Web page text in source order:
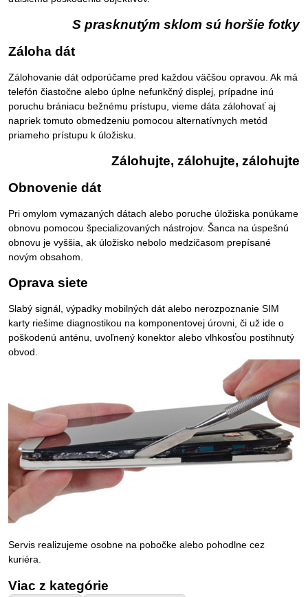
S prasknutým sklom sú horšie fotky
Záloha dát
Zálohovanie dát odporúčame pred každou väčšou opravou. Ak má
telefón čiastočne alebo úplne nefunkčný displej, prípadne inú
poruchu brániacu bežnému prístupu, vieme dáta zálohovať aj
napriek tomuto obmedzeniu pomocou alternatívnych metód
priameho prístupu k úložisku.
Zálohujte, zálohujte, zálohujte
Obnovenie dát
Pri omylom vymazaných dátach alebo poruche úložiska ponúkame
obnovu pomocou špecializovaných nástrojov. Šanca na úspešnú
obnovu je vyššia, ak úložisko nebolo medzičasom prepísané
novým obsahom.
Oprava siete
Slabý signál, výpadky mobilných dát alebo nerozpoznanie SIM
karty riešime diagnostikou na komponentovej úrovni, či už ide o
poškodenú anténu, uvoľnený konektor alebo vlhkosťou postihnutý
obvod.
Servis realizujeme osobne na pobočke alebo pohodlne cez
kuriéra.
Viac z kategórie